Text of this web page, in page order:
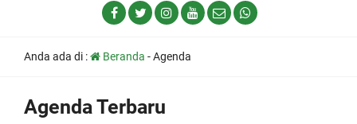
Anda ada di : Beranda -Agenda
Agenda Terbaru